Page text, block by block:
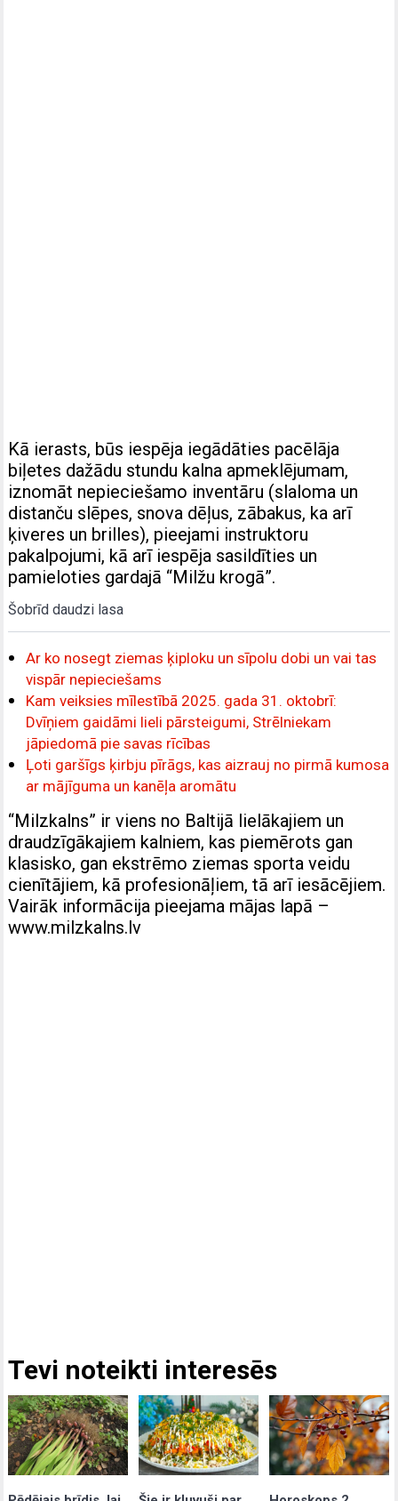
Kā ierasts, būs iespēja iegādāties pacēlāja
biļetes dažādu stundu kalna apmeklējumam,
iznomāt nepieciešamo inventāru (slaloma un
distanču slēpes, snova dēļus, zābakus, ka arī
ķiveres un brilles), pieejami instruktoru
pakalpojumi, kā arī iespēja sasildīties un
pamieloties gardajā “Milžu krogā”.
Šobrīd daudzi lasa
Ar ko nosegt ziemas ķiploku un sīpolu dobi un vai tas
vispār nepieciešams
Kam veiksies mīlestībā 2025. gada 31. oktobrī:
Dvīņiem gaidāmi lieli pārsteigumi, Strēlniekam
jāpiedomā pie savas rīcības
Ļoti garšīgs ķirbju pīrāgs, kas aizrauj no pirmā kumosa
ar mājīguma un kanēļa aromātu
“Milzkalns” ir viens no Baltijā lielākajiem un
draudzīgākajiem kalniem, kas piemērots gan
klasisko, gan ekstrēmo ziemas sporta veidu
cienītājiem, kā profesionāļiem, tā arī iesācējiem.
Vairāk informācija pieejama mājas lapā –
www.milzkalns.lv
Tevi noteikti interesēs